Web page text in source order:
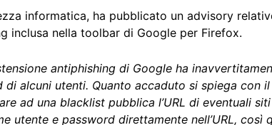
informatica, ha pubblicato un advisory
inclusa nella toolbar di Google per Firefox.
antiphishing di Google ha
alcuni utenti. Quanto accaduto si spiega con
ad una blacklist pubblica l’URL di eventuali
utente e password direttamente nell’URL, così